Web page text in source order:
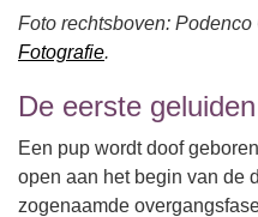
Foto rechtsboven:
Fotografie.
De eerste geluiden
Een pup wordt doof
open aan het begin van de
zogenaamde